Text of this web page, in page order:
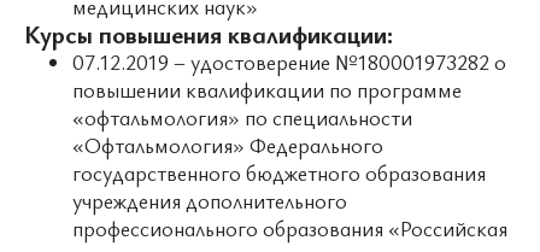
медицинских наук»
Курсы повышения квалификации:
07.12.2019 – удостоверение №180001973282 о
повышении квалификации по программе
«офтальмология» по специальности
«Офтальмология» Федерального
государственного бюджетного образования
учреждения дополнительного
профессионального образования «Российская